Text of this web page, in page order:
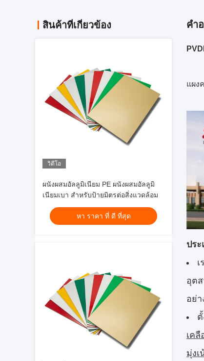
สินค้าที่เกี่ยวข้อง
วิดีโอ
ผนังผสมอัลลูมิเนียม PE ผนังผสมอัลลูมิ
เนียมเบา สําหรับป้ายมิตรต่อสิ่งแวดล้อม
หา ราคา ที่ ดี ที่สุด
คํา
แผง
ปร
เ
อุตส
อย่
เค
มุ่ง